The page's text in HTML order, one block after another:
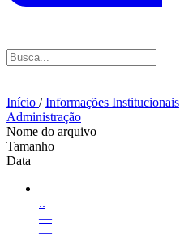
Início /Informações Institucionais
Administração
Nome do arquivo
Tamanho
Data
..
—
—